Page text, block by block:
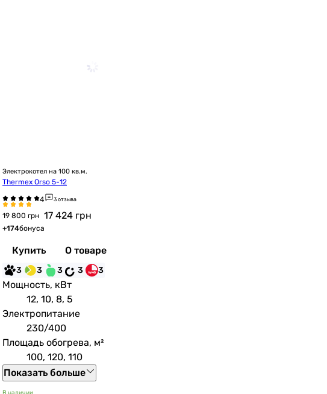
Электрокотел на 100 кв.м.
Thermex Orso 5-12
3 отзыва
19 800 грн 17 424 грн
+174бонуса
Купить О товаре
3 3 3 3 3
Мощность, кВт
12, 10, 8, 5
Электропитание
230/400
Площадь обогрева, м²
100, 120, 110
Показать больше